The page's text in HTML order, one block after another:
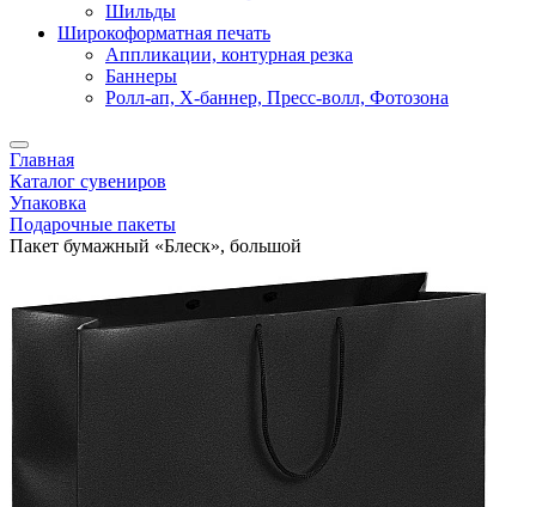
Шильды
Широкоформатная печать
Аппликации, контурная резка
Баннеры
Ролл-ап, X-баннер, Пресс-волл, Фотозона
Главная
Каталог сувениров
Упаковка
Подарочные пакеты
Пакет бумажный «Блеск», большой